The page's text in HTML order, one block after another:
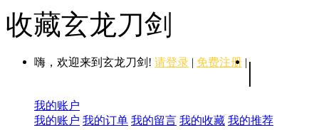
收藏玄龙刀剑
嗨，欢迎来到玄龙刀剑! 请登录 | 免费注册 | |
我的账户
我的账户 我的订单 我的留言 我的收藏 我的推荐